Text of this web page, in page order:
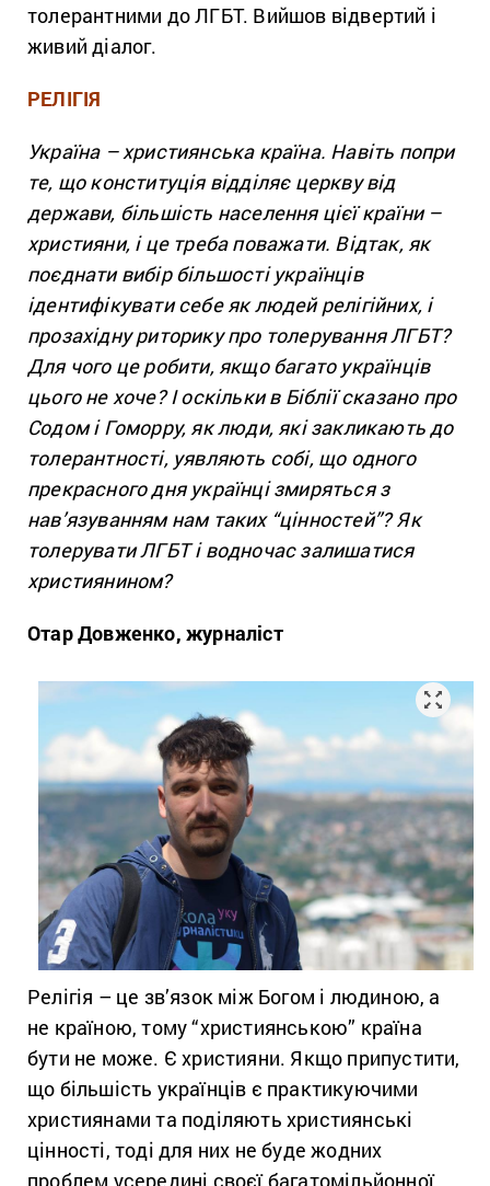
толерантними до ЛГБТ. Вийшов відвертий і
живий діалог.
РЕЛІГІЯ
Україна – християнська країна. Навіть попри
те, що конституція відділяє церкву від
держави, більшість населення цієї країни –
християни, і це треба поважати. Відтак, як
поєднати вибір більшості українців
ідентифікувати себе як людей релігійних, і
прозахідну риторику про толерування ЛГБТ?
Для чого це робити, якщо багато українців
цього не хоче? І оскільки в Біблії сказано про
Содом і Гоморру, як люди, які закликають до
толерантності, уявляють собі, що одного
прекрасного дня українці змиряться з
нав’язуванням нам таких “цінностей”? Як
толерувати ЛГБТ і водночас залишатися
християнином?
Отар Довженко, журналіст
Релігія – це зв’язок між Богом і людиною, а
не країною, тому “християнською” країна
бути не може. Є християни. Якщо припустити,
що більшість українців є практикуючими
християнами та поділяють християнські
цінності, тоді для них не буде жодних
проблем усередині своєї багатомільйонної